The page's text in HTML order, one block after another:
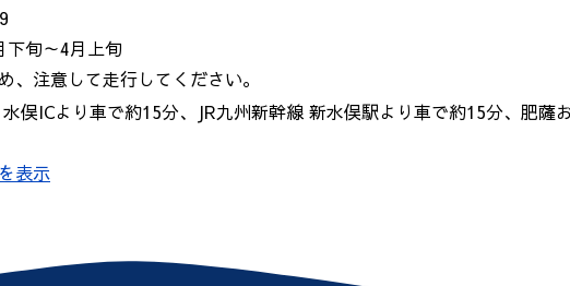
下旬～4月上旬
、注意して走行してください。
俣ICより車で約15分、JR九州新幹線 新水俣駅より車で約15分、肥薩
表示